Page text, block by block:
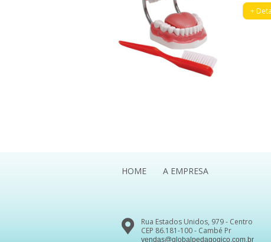
+
HOME A EMPRESA
Rua Estados Unidos, 979 - Centro
CEP 86.181-100 - Cambé Pr
vendas@globalpedagogico.com.br